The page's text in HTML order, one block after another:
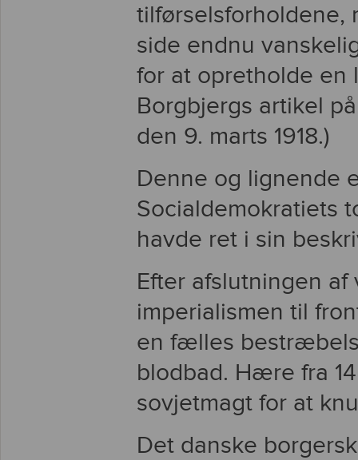
tilførselsforholdene,
side endnu
for at opretholde en
Borgbjergs artikel
den 9. marts 1918.)
Denne og lignende
Socialdemokratiets
havde ret i sin
Efter afslutningen
imperialismen til
en fælles
blodbad. Hære fra
sovjetmagt for at
Det danske